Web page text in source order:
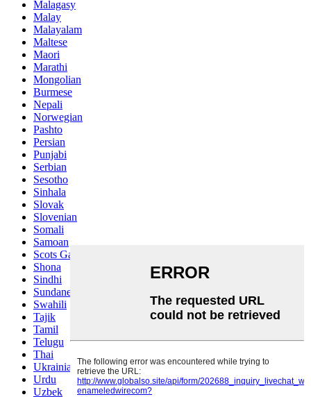
Malagasy
Malay
Malayalam
Maltese
Maori
Marathi
Mongolian
Burmese
Nepali
Norwegian
Pashto
Persian
Punjabi
Serbian
Sesotho
Sinhala
Slovak
Slovenian
Somali
Samoan
Scots Gaelic
Shona
Sindhi
Sundanese
Swahili
Tajik
Tamil
Telugu
Thai
Ukrainian
Urdu
Uzbek